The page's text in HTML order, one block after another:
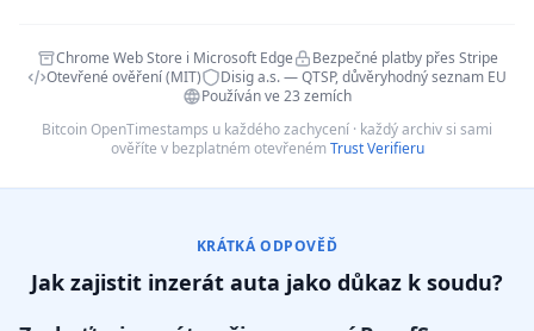
Chrome Web Store i Microsoft Edge
Bezpečné platby přes Stripe
Otevřené ověření (MIT)
Disig a.s. — QTSP, důvěryhodný seznam EU
Používán ve 23 zemích
Bitcoin OpenTimestamps u každého zachycení · každý archiv si sami
ověříte v bezplatném otevřenémTrust Verifieru
KRÁTKÁ ODPOVĚĎ
Jak zajistit inzerát auta jako důkaz k soudu?